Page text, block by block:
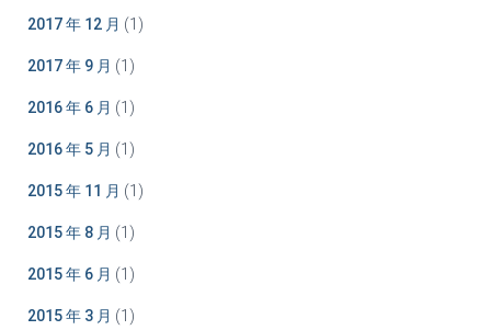
2017 年 12 月 (1)
2017 年 9 月 (1)
2016 年 6 月 (1)
2016 年 5 月 (1)
2015 年 11 月 (1)
2015 年 8 月 (1)
2015 年 6 月 (1)
2015 年 3 月 (1)